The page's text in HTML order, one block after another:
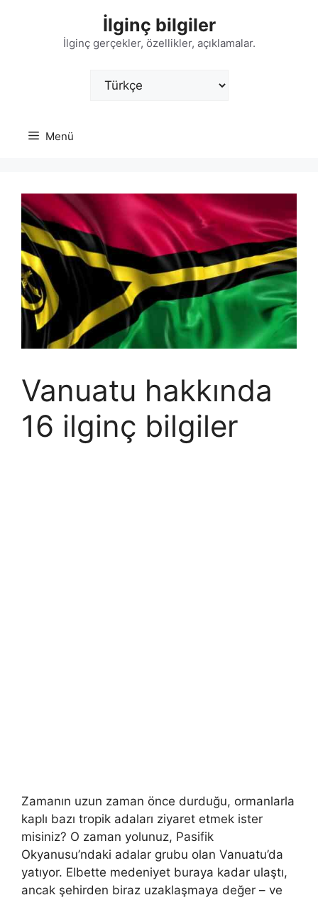
İlginç bilgiler
İlginç gerçekler, özellikler, açıklamalar.
Menü
Vanuatu hakkında
16 ilginç bilgiler
Zamanın uzun zaman önce durduğu, ormanlarla
kaplı bazı tropik adaları ziyaret etmek ister
misiniz? O zaman yolunuz, Pasifik
Okyanusu’ndaki adalar grubu olan Vanuatu’da
yatıyor. Elbette medeniyet buraya kadar ulaştı,
ancak şehirden biraz uzaklaşmaya değer – ve